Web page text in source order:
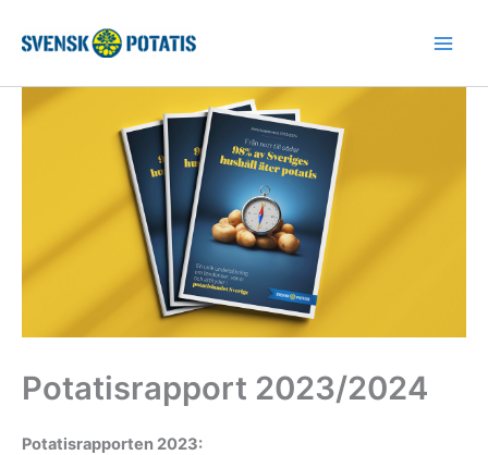
Potatisrapport 2023/2024
Potatisrapporten 2023: